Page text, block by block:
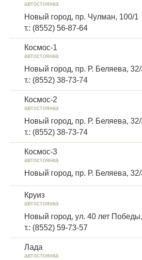
автостоянка
Новый город, пр. Чулман, 100/1
т.: (8552) 56-87-64
Космос-1
автостоянка
Новый город, пр. Р. Беляева,
т.: (8552) 38-73-74
Космос-2
автостоянка
Новый город, пр. Р. Беляева,
т.: (8552) 38-73-74
Космос-3
автостоянка
Новый город, пр. Р. Беляева,
Круиз
автостоянка
Новый город, ул. 40 лет
т.: (8552) 59-73-57
Лада
автостоянка